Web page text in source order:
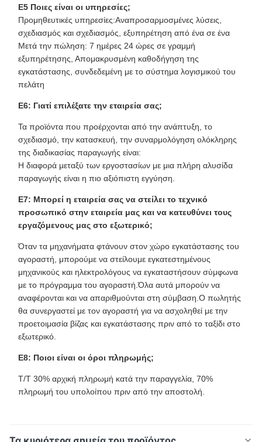
Ε5 Ποιες είναι οι υπηρεσίες;
Προμηθευτικές υπηρεσίες:Αναπροσαρμοσμένες λύσεις,
σχεδιασμός και σχεδιασμός, εξυπηρέτηση από ένα σε ένα
Μετά την πώληση: 7 ημέρες 24 ώρες σε γραμμή
εξυπηρέτησης, Απομακρυσμένη καθοδήγηση της
εγκατάστασης, συνδεδεμένη με το σύστημα λογισμικού του
πελάτη
Ε6: Γιατί επιλέξατε την εταιρεία σας;
Τα προϊόντα που προέρχονται από την ανάπτυξη, το
σχεδιασμό, την κατασκευή, την συναρμολόγηση ολόκληρης
της διαδικασίας παραγωγής είναι:
Η διαφορά μεταξύ των εργοστασίων με μια πλήρη αλυσίδα
παραγωγής είναι η πιο αξιόπιστη εγγύηση.
Ε7: Μπορεί η εταιρεία σας να στείλει το τεχνικό
προσωπικό στην εταιρεία μας και να κατευθύνει τους
εργαζόμενους μας στο εξωτερικό;
Όταν τα μηχανήματα φτάνουν στον χώρο εγκατάστασης του
αγοραστή, μπορούμε να στείλουμε εγκατεστημένους
μηχανικούς και ηλεκτρολόγους να εγκαταστήσουν σύμφωνα
με το πρόγραμμα του αγοραστή.Όλα αυτά μπορούν να
αναφέρονται και να απαριθμούνται στη σύμβαση.Ο πωλητής
θα συνεργαστεί με τον αγοραστή για να ασχοληθεί με την
προετοιμασία βίζας και εγκατάστασης πριν από το ταξίδι στο
εξωτερικό.
Ε8: Ποιοι είναι οι όροι πληρωμής;
T/T 30% αρχική πληρωμή κατά την παραγγελία, 70%
πληρωμή του υπολοίπου πριν από την αποστολή.